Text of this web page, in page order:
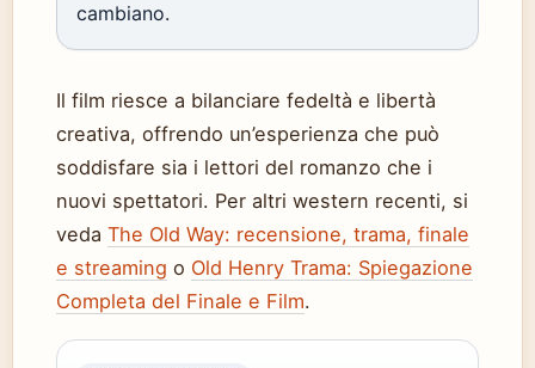
cambiano.
Il film riesce a bilanciare fedeltà e libertà
creativa, offrendo un’esperienza che può
soddisfare sia i lettori del romanzo che i
nuovi spettatori. Per altri western recenti, si
veda The Old Way: recensione, trama, finale
e streaming o Old Henry Trama: Spiegazione
Completa del Finale e Film.